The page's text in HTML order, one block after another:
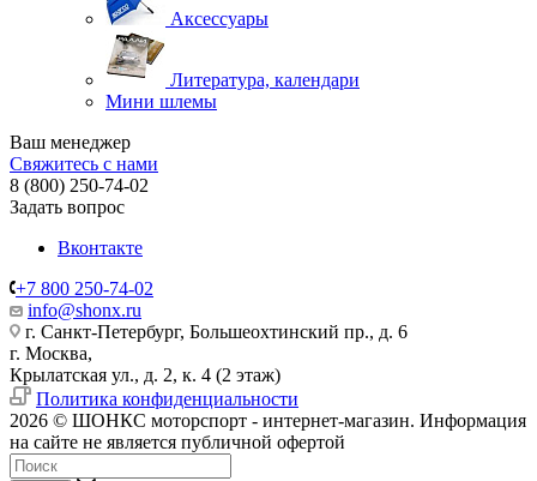
Аксессуары
Литература, календари
Мини шлемы
Ваш менеджер
Свяжитесь с нами
8 (800) 250-74-02
Задать вопрос
Вконтакте
+7 800 250-74-02
info@shonx.ru
г. Санкт-Петербург, Большеохтинский пр., д. 6
г. Москва,
Крылатская ул., д. 2, к. 4 (2 этаж)
Политика конфиденциальности
2026 © ШОНКС моторспорт - интернет-магазин. Информация
на сайте не является публичной офертой